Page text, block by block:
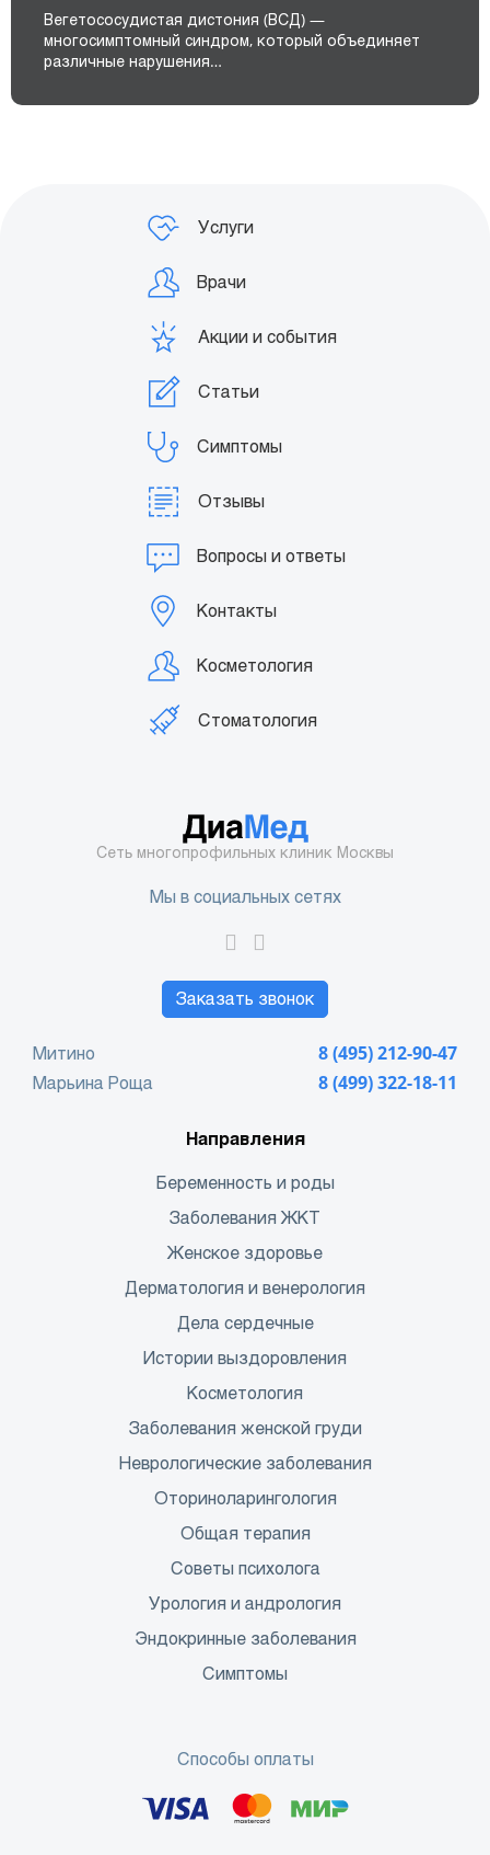
Вегетососудистая дистония (ВСД) —
многосимптомный синдром, который объединяет
различные нарушения…
Услуги
Врачи
Акции и события
Статьи
Симптомы
Отзывы
Вопросы и ответы
Контакты
Косметология
Стоматология
Сеть многопрофильных клиник Москвы
Мы в социальных сетях
Заказать звонок
8 (495) 212-90-47
Митино
8 (499) 322-18-11
Марьина Роща
Направления
Беременность и роды
Заболевания ЖКТ
Женское здоровье
Дерматология и венерология
Дела сердечные
Истории выздоровления
Косметология
Заболевания женской груди
Неврологические заболевания
Оториноларингология
Общая терапия
Советы психолога
Урология и андрология
Эндокринные заболевания
Симптомы
Способы оплаты